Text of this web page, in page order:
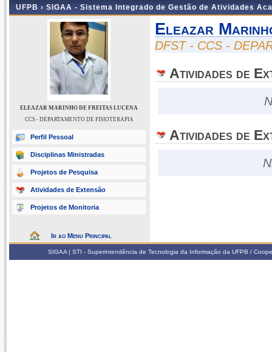
UFPB › SIGAA - Sistema Integrado de Gestão de Atividades
ELEAZAR MARINHO DE FREITAS LUCENA
CCS - DEPARTAMENTO DE FISIOTERAPIA
Perfil Pessoal
Disciplinas Ministradas
Projetos de Pesquisa
Atividades de Extensão
Projetos de Monitoria
Ir ao Menu Principal
Eleazar
DFST - CCS -
Atividades de
Atividades de
SIGAA | STI - Superintendência de Tecnologia da Informação da UFPB /